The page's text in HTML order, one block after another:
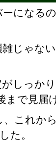
になる
じゃな
しっか
まで見届
、これか
た。